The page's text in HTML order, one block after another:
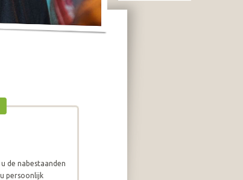
de nabestaanden
persoonlijk